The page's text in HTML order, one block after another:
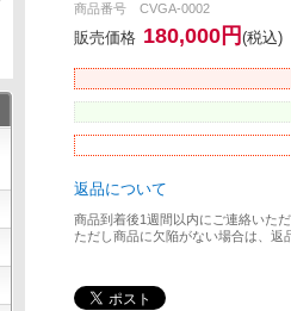
商品番号 CVGA-0002
販売価格 180,000円(税込)
返品について
商品到着後1週間以内にご連絡いた
ただし商品に欠陥がない場合は、